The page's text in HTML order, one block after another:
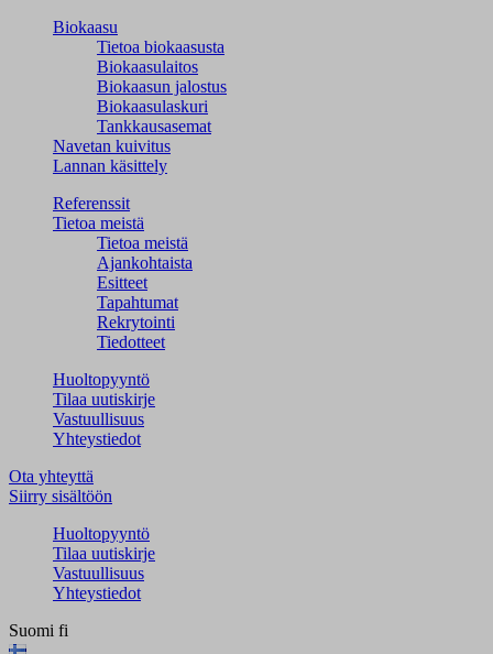
Biokaasu
Tietoa biokaasusta
Biokaasulaitos
Biokaasun jalostus
Biokaasulaskuri
Tankkausasemat
Navetan kuivitus
Lannan käsittely
Referenssit
Tietoa meistä
Tietoa meistä
Ajankohtaista
Esitteet
Tapahtumat
Rekrytointi
Tiedotteet
Huoltopyyntö
Tilaa uutiskirje
Vastuullisuus
Yhteystiedot
Ota yhteyttä
Siirry sisältöön
Huoltopyyntö
Tilaa uutiskirje
Vastuullisuus
Yhteystiedot
Suomi fi